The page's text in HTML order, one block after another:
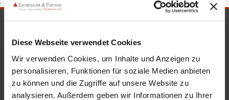
Diese Webseite verwendet Cookies
Wir verwenden Cookies, um Inhalte und Anzeigen zu
personalisieren, Funktionen für soziale Medien anbieten
zu können und die Zugriffe auf unsere Website zu
analysieren. Außerdem geben wir Informationen zu Ihrer